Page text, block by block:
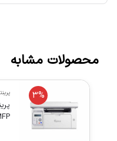
محصولات مشابه
3%